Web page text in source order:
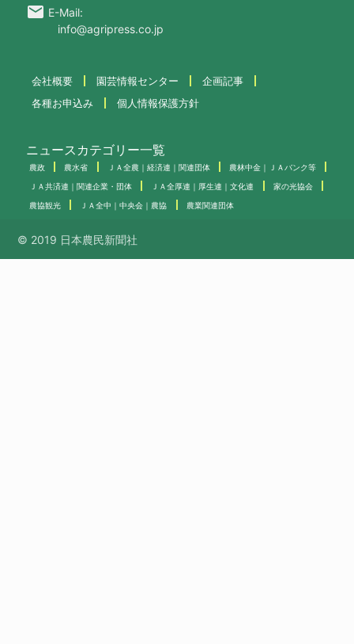
email E-Mail:
info@agripress.co.jp
会社概要 園芸情報センター
企画記事
各種お申込み
個人情報保護方針
ニュースカテゴリー一覧
農政 農水省 ＪＡ全農｜経済連｜関連団体 農林中金｜ＪＡバンク等
ＪＡ共済連｜関連企業・団体 ＪＡ全厚連｜厚生連｜文化連 家の光協会
農協観光 ＪＡ全中｜中央会｜農協 農業関連団体
© 2019 日本農民新聞社